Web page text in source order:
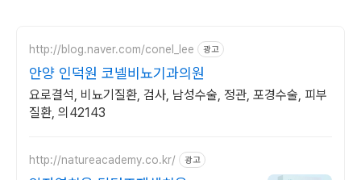
http://blog.naver.com/conel_lee 광고
안양 인덕원 코넬비뇨기과의원
요로결석, 비뇨기질환, 검사, 남성수술, 정관, 포경수술, 피부
질환, 의42143
http://natureacademy.co.kr/ 광고